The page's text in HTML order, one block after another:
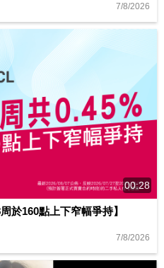
7/8/2026
00:28
於160點上下窄幅爭持】
7/8/2026